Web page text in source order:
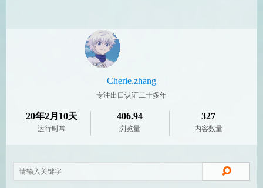
Cherie.zhang
专注出口认证二十多年
20年2月10天
运行时常
406.94
浏览量
327
内容数量